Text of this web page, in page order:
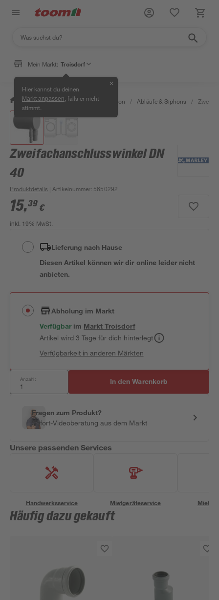
Mein Markt: Troisdorf
Hier kannst du deinen
Markt anpassen , falls er nicht
stimmt.
✕
/ Bad & Sanitär / Sanitärinstallation / Abläufe & Siphons /
Zweifachanschlusswinkel DN
40
Produktdetails | Artikelnummer: 5650292
15,39 €
inkl. 19% MwSt.
Lieferung nach Hause
Diesen Artikel können wir dir online leider nicht
anbieten.
Abholung im Markt
Verfügbar im MarktTroisdorf
Artikel wird 3 Tage für dich hinterlegt
Verfügbarkeit in anderen Märkten
Anzahl: In den Warenkorb
Fragen zum Produkt?
Sofort-Videoberatung aus dem Markt
Unsere passenden Services
Handwerksservice Mietgeräteservice
Häufig dazu gekauft